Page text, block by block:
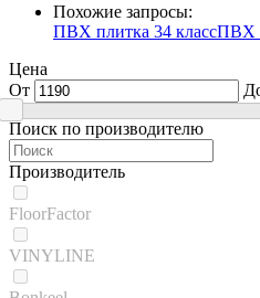
Похожие запросы:
ПВХ плитка 34 классПВХ
Цена
От
Поиск по производителю
Производитель
FloorFactor
VINYLINE